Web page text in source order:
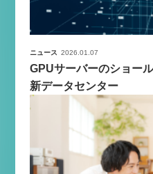
ニュース 2026.01.07
GPUサーバーのショー
新データセンター